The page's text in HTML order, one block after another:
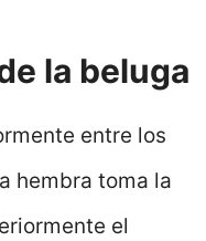
la beluga
entre los
hembra toma la
el